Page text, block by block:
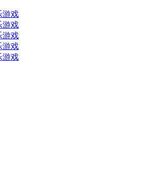
游戏
游戏
游戏
游戏
游戏